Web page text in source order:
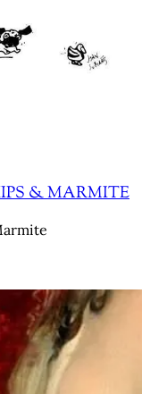
& MARMITE